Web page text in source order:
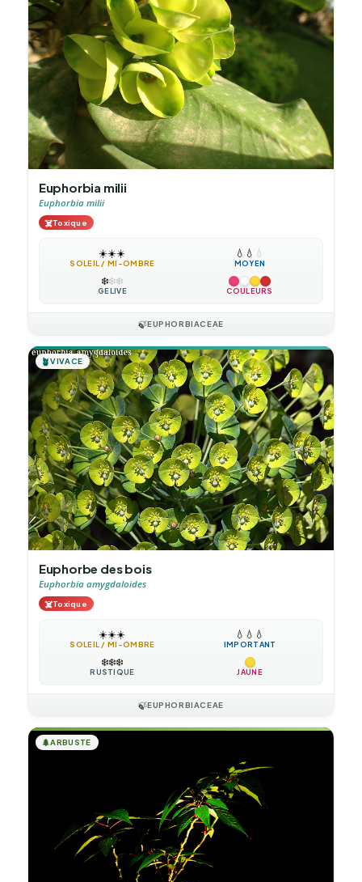
Euphorbia milii
Euphorbia milii
☠️Toxique
☀️☀️☀️
SOLEIL / MI-OMBRE
💧 💧 💧
MOYEN
❄️❄️❄️
GÉLIVE COULEURS
🍃EUPHORBIACEAE
🪴VIVACE
Euphorbe des bois
Euphorbia amygdaloides
☠️Toxique
☀️☀️☀️
SOLEIL / MI-OMBRE
💧 💧 💧
IMPORTANT
❄️❄️❄️
RUSTIQUE JAUNE
🍃EUPHORBIACEAE
🌲ARBUSTE